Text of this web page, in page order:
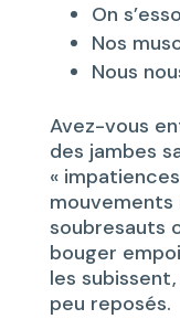
On
Nos
Nous
Avez-vous
des jambes
«
soubresauts
bouger
les
peu reposés.